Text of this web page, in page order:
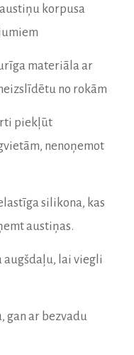
korpusa
materiāla ar
no rokām
piekļūt
nenoņemot
silikona, kas
austiņas.
augšdaļu, lai viegli
gan ar bezvadu